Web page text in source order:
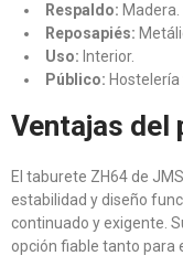
Respaldo: Madera.
Reposapiés:
Uso: Interior.
Público: Hostelería
Ventajas del
El taburete ZH64 de
estabilidad y diseño
continuado y exigente.
opción fiable tanto para